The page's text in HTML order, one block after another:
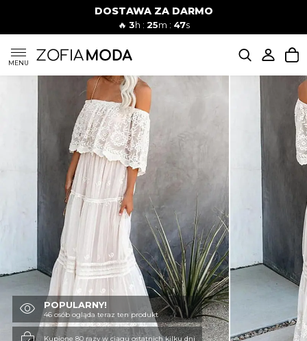
DOSTAWA ZA DARMO
🔥 3h : 25m : 46s
MENU
SUKIENKI
MODA PLAŻOWA
KURTKI I PŁASZCZE
POPULARNY!
46 osób ogląda teraz ten produkt
Kupione 80 razy w ciągu ostatnich kilku dni